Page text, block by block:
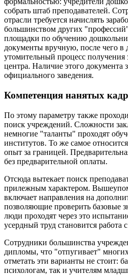
собрать штаб преподавателей.
отрасли требуется начислять
большинством других
площадки по обучению
документы вручную, после чего в
утомительный процесс получения
центра. Наличие этого документа
официального заведения.
Компетенция нанятых
По этому параметру также
поиск учреждений. Сложности
немногие "таланты" проходят
институтов. То же самое
опыт за границей.
без предварительной оплаты.
Отсюда вытекает поиск
прилежным характером.
включает направления на
позволяющие проверить базовые
люди проходят через это
усердный труд становится работа
Сотрудники большинства
дипломы, что "отпугивает"
отметать эти варианты не стоит:
психологам, так и учителям